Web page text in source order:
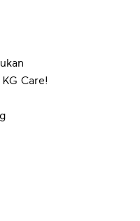
Care!